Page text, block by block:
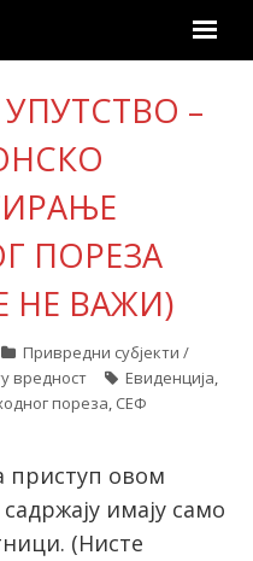
–
ПОРЕЗА
НЕ ВАЖИ)
Привредни субјекти /
вредност Евиденција,
пореза, СЕФ
приступ овом
имају само
(Нисте